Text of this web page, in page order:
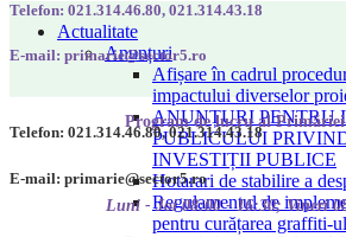
Actualitate
Anunțuri
Afișare în cadrul
impactului diverselor
ANUNȚURI PENTRU
PUBLICULUI
INVESTIȚII PUBLICE
Hotarari de stabilire a
Regulamentul de
pentru curățarea graffiti-
Telefon: 021.314.46.80, 021.314.43.18
E-mail: primarie@sector5.ro
Program de lucru al Primăriei
Luni - Joi 08:00 - 16:30; Vineri
Telefon: 021.314.46.80, 021.314.43.18
E-mail: primarie@sector5.ro